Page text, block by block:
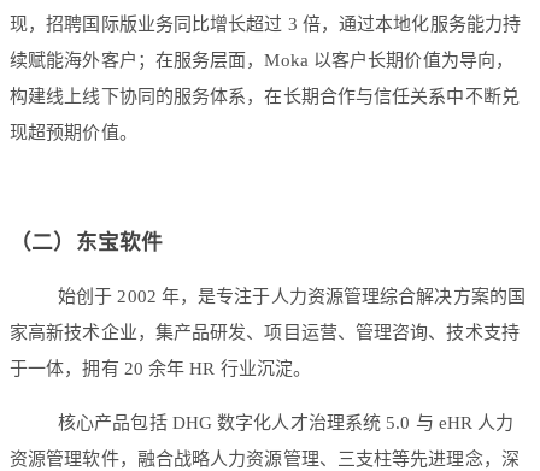
现，招聘国际版业务同比增长超过 3 倍，通过本地化服务能力持
续赋能海外客户；在服务层面，Moka 以客户长期价值为导向，
构建线上线下协同的服务体系，在长期合作与信任关系中不断兑
现超预期价值。
（二）东宝软件
始创于 2002 年，是专注于人力资源管理综合解决方案的国
家高新技术企业，集产品研发、项目运营、管理咨询、技术支持
于一体，拥有 20 余年 HR 行业沉淀。
核心产品包括 DHG 数字化人才治理系统 5.0 与 eHR 人力
资源管理软件，融合战略人力资源管理、三支柱等先进理念，深